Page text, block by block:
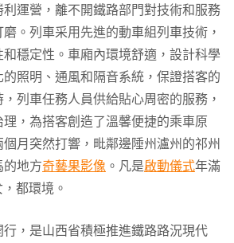
運營，離不開鐵路部門對技術和服務
磨。列車采用先進的動車組列車技術，
穩定性。車廂內環境舒適，設計科學
照明、通風和隔音系統，保證搭客的
列車任務人員供給貼心周密的服務，
，為搭客創造了溫馨便捷的乘車原
月突然打響，毗鄰邊陲州瀘州的祁州
地方奇藝果影像 。凡是啟動儀式年滿
都環境。
，是山西省積極推進鐵路路況現代